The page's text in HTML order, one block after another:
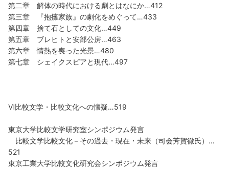
第二章 解体の時代における劇とはなにか…412
第三章 『抱擁家族』の劇化をめぐって…433
第四章 捨て石としての文化…449
第五章 ブレヒトと安部公房…463
第六章 情熱を喪った光景…480
第七章 シェイクスピアと現代…497
Ⅵ比較文学・比較文化への懐疑…519
東京大学比較文学研究室シンポジウム発言
比較文学比較文化－その過去・現在・未来（司会芳賀徹氏）…
521
東京工業大学比較文化研究会シンポジウム発言